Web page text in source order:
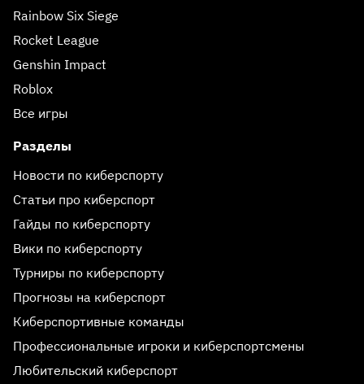
Rainbow Six Siege
Rocket League
Genshin Impact
Roblox
Все игры
Разделы
Новости по киберспорту
Статьи про киберспорт
Гайды по киберспорту
Вики по киберспорту
Турниры по киберспорту
Прогнозы на киберспорт
Киберспортивные команды
Профессиональные игроки и киберспортсмены
Любительский киберспорт